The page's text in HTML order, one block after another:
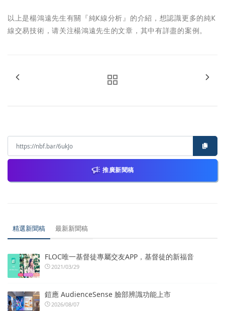
以上是楊鴻遠先生有關『純K線分析』的介紹，想認識更多的純K
線交易技術，请关注楊鴻遠先生的文章，其中有詳盡的案例。
推廣新聞稿
精選新聞稿 最新新聞稿
FLOC唯一基督徒專屬交友APP，基督徒的新福音
2021/03/29
鎧應 AudienceSense 臉部辨識功能上市
2026/08/07